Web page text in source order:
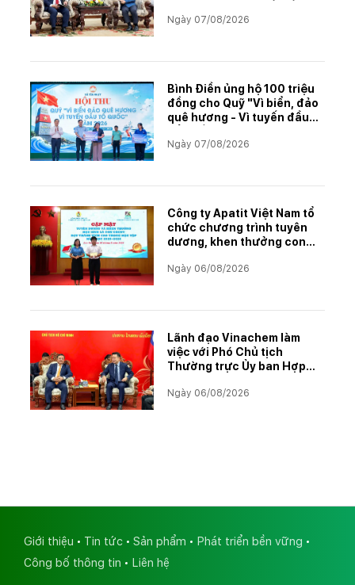
muối mỏ Kali
Ngày 07/08/2026
Bình Điền ủng hộ 100 triệu
đồng cho Quỹ "Vì biển, đảo
quê hương - Vì tuyến đầu
Ngày 07/08/2026
Công ty Apatit Việt Nam tổ
chức chương trình tuyên
dương, khen thưởng con
học tập xuất sắc năm học
Ngày 06/08/2026
Lãnh đạo Vinachem làm
việc với Phó Chủ tịch
Thường trực Ủy ban Hợp
đẩy triển khai Dự án Kali
Ngày 06/08/2026
Giới thiệu Tin tức Sản phẩm
Phát triển bền vững
Công bố thông tin
Liên hệ